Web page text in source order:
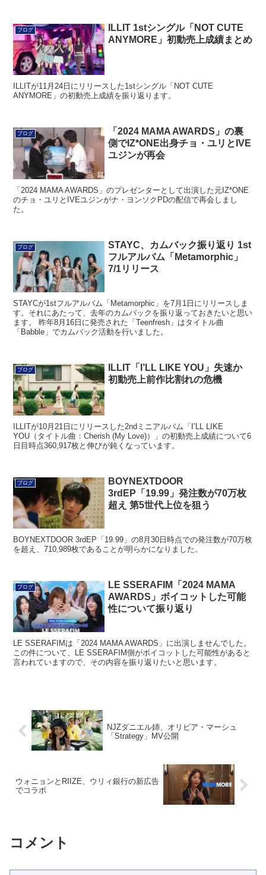
ブログ
ILLIT 1stシングル「NOT CUTE
ANYMORE」初動売上成績まとめ
ILLITが11月24日にリリースした1stシングル「NOT CUTE
ANYMORE」の初動売上成績を振り返ります。
ブログ
「2024 MAMA AWARDS」の裏
側でIZ*ONE出身チョ・ユリとIVE
ユジンが再会
「2024 MAMA AWARDS」のプレゼンターとして出演した元IZ*ONE
のチョ・ユリとIVEユジンがナ・ヨンソクPDの配信で再会しまし
た。
ブログ
STAYC、カムバック振り返り 1st
フルアルバム「Metamorphic」
7/1リリース
STAYCが1stフルアルバム「Metamorphic」を7月1日にリリースしま
す。それにあたって、去年のカムバックを振り返っておきたいと思い
ます。 昨年8月16日に発売された「Teenfresh」はタイトル曲
「Babble」でカムバック活動を行いました。
ブログ
ILLIT「I’LL LIKE YOU」失速か
初動売上前作比割れの危機
ILLITが10月21日にリリースした2ndミニアルバム「I’LL LIKE
YOU（タイトル曲：Cherish (My Love)）」の初動売上成績について6
日目時点360,917枚と伸びが鈍くなっています。
ブログ
BOYNEXTDOOR
3rdEP「19.99」発注数が70万枚
超え 第5世代上位を狙う
BOYNEXTDOOR 3rdEP「19.99」の8月30日時点での発注数が70万枚
を超え、710,989枚であることが明らかになりました。
ブログ
LE SSERAFIM「2024 MAMA
AWARDS」ボイコットした可能
性について振り返り
LE SSERAFIMは「2024 MAMA AWARDS」に出演しませんでした。
この件について、LE SSERAFIM側がボイコットした可能性があると
言われていますので、その内容を振り返りたいと思います。
NJZダニエル姉、オリビア・マーシュ
「Strategy」MV公開
ウォニョンとRIIZE、ウリィ銀行の新広告
でコラボ
コメント